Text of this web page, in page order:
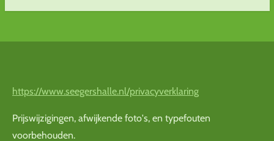
https://www.seegershalle.nl/privacyverklaring
Prijswijzigingen, afwijkende foto's, en typefouten
voorbehouden.